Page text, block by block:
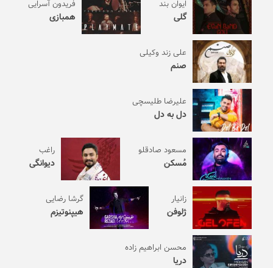
ایوان بند
گلی
فریدون آسرایی
همبازی
علی زند وکیلی
صنم
علیرضا طلیسچی
دل به دل
مسعود صادقلو
مُسکن
راغب
دیوانگی
زانیار
ژلوفن
گرشا رضایی
هیپنوتیزم
محسن ابراهیم زاده
دریا